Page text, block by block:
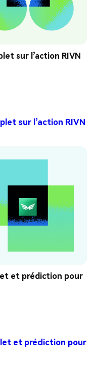
sur l’action RIVN
sur l’action RIVN
et prédiction pour
et prédiction pour